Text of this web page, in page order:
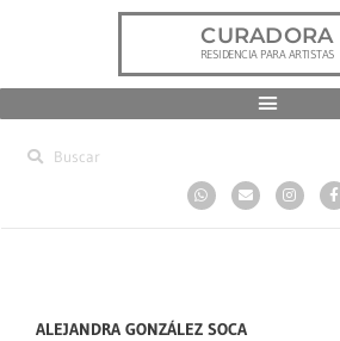
CURADORA
RESIDENCIA PARA ARTISTAS
ALEJANDRA GONZÁLEZ SOCA